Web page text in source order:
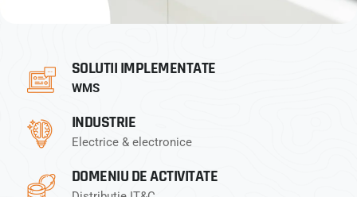
SOLUTII IMPLEMENTATE
WMS
INDUSTRIE
Electrice & electronice
DOMENIU DE ACTIVITATE